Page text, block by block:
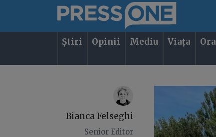
Știri Opinii Mediu Viața
Bianca Felseghi
Senior Editor